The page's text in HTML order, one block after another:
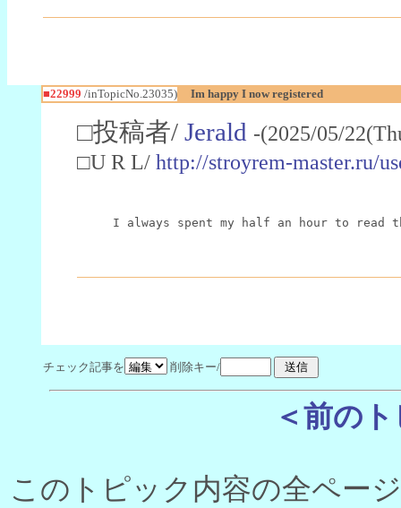
■22999 /inTopicNo.23035) Im happy I now registered
□投稿者/ Jerald -(2025/05/
□U R L/ http://stroyrem-master.ru/
I always spent my half an hour to
チェック記事を 削除キー/
＜前の
このトピック内容の全ペー